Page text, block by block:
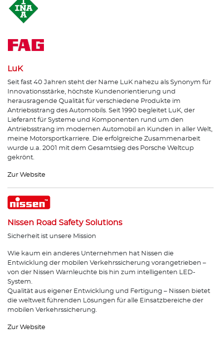
LuK
Seit fast 40 Jahren steht der Name LuK nahezu als Synonym für
Innovationsstärke, höchste Kundenorientierung und
herausragende Qualität für verschiedene Produkte im
Antriebsstrang des Automobils. Seit 1990 begleitet LuK, der
Lieferant für Systeme und Komponenten rund um den
Antriebsstrang im modernen Automobil an Kunden in aller Welt,
meine Motorsportkarriere. Die erfolgreiche Zusammenarbeit
wurde u.a. 2001 mit dem Gesamtsieg des Porsche Weltcup
gekrönt.
Zur Website
Nissen Road Safety Solutions
Sicherheit ist unsere Mission
Wie kaum ein anderes Unternehmen hat Nissen die
Entwicklung der mobilen Verkehrssicherung vorangetrieben –
von der Nissen Warnleuchte bis hin zum intelligenten LED-
System.
Qualität aus eigener Entwicklung und Fertigung – Nissen bietet
die weltweit führenden Lösungen für alle Einsatzbereiche der
mobilen Verkehrssicherung.
Zur Website